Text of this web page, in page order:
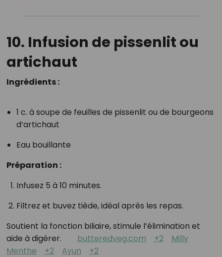
10. Infusion de pissenlit ou
artichaut
Ingrédients :
1 c. à soupe de feuilles de pissenlit ou de bourgeons
d’artichaut
Eau bouillante
Préparation :
Infusez 5 à 10 minutes.
Filtrez et buvez tiède, idéal après les repas.
Soutient la fonction biliaire, stimule l’élimination et
aide à digérer.
butteredveg.com +2
Milly
Menthe
+2 Ayun +2